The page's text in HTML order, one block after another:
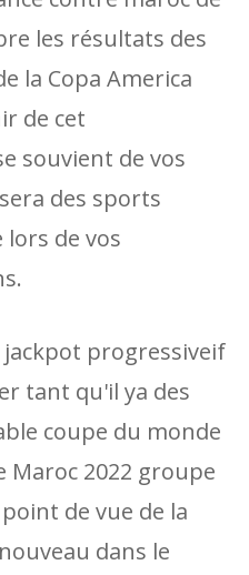
les résultats des
la Copa America
de cet
souvient de vos
des sports
lors de vos
progressiveif
tant qu'il ya des
coupe du monde
Maroc 2022 groupe
de vue de la
dans le